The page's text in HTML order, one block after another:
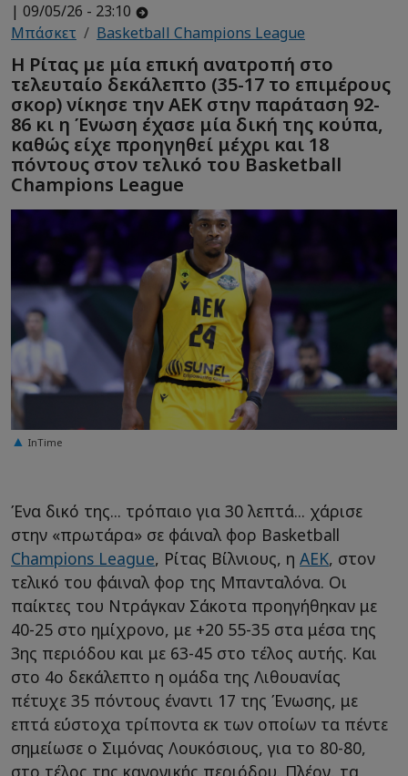
| 09/05/26 - 23:10
Μπάσκετ
Basketball Champions League
Η Ρίτας με μία επική ανατροπή στο
τελευταίο δεκάλεπτο (35-17 το επιμέρους
σκορ) νίκησε την ΑΕΚ στην παράταση 92-
86 κι η Ένωση έχασε μία δική της κούπα,
καθώς είχε προηγηθεί μέχρι και 18
πόντους στον τελικό του Basketball
Champions League
InTime
Ένα δικό της... τρόπαιο για 30 λεπτά... χάρισε
στην «πρωτάρα» σε φάιναλ φορ Basketball
Champions League, Ρίτας Βίλνιους, η ΑΕΚ, στον
τελικό του φάιναλ φορ της Μπανταλόνα. Οι
παίκτες του Ντράγκαν Σάκοτα προηγήθηκαν με
40-25 στο ημίχρονο, με +20 55-35 στα μέσα της
3ης περιόδου και με 63-45 στο τέλος αυτής. Και
στο 4ο δεκάλεπτο η ομάδα της Λιθουανίας
πέτυχε 35 πόντους έναντι 17 της Ένωσης, με
επτά εύστοχα τρίποντα εκ των οποίων τα πέντε
σημείωσε ο Σιμόνας Λουκόσιους, για το 80-80,
στο τέλος της κανονικής περιόδου. Πλέον, τα